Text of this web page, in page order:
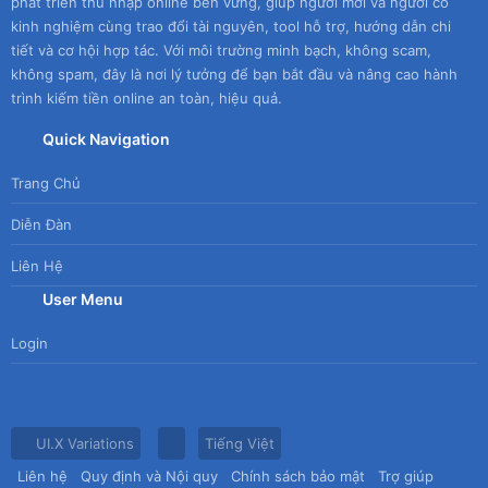
kinh nghiệm cùng trao đổi tài nguyên, tool hỗ trợ, hướng dẫn chi
tiết và cơ hội hợp tác. Với môi trường minh bạch, không scam,
không spam, đây là nơi lý tưởng để bạn bắt đầu và nâng cao hành
trình kiếm tiền online an toàn, hiệu quả.
Quick Navigation
Trang Chủ
Diễn Đàn
Liên Hệ
User Menu
Login
UI.X Variations
Tiếng Việt
Liên hệ
Quy định và Nội quy Chính sách bảo mật Trợ giúp